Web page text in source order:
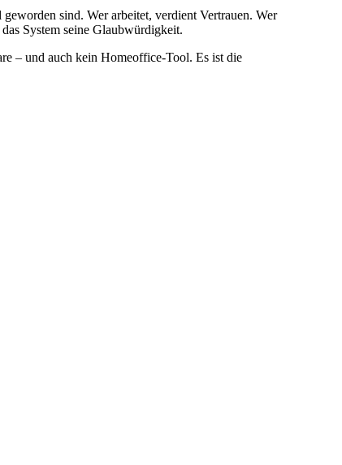
sind. Wer arbeitet, verdient Vertrauen. Wer
System seine Glaubwürdigkeit.
– und auch kein Homeoffice-Tool. Es ist die